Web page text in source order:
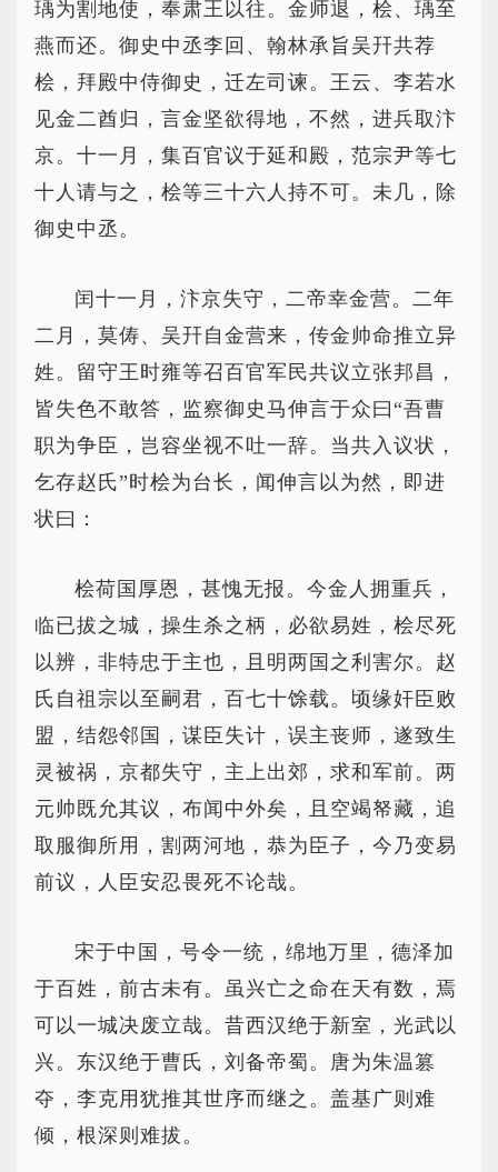
瑀为割地使，奉肃王以往。金师退，桧、瑀至
燕而还。御史中丞李回、翰林承旨吴幵共荐
桧，拜殿中侍御史，迁左司谏。王云、李若水
见金二酋归，言金坚欲得地，不然，进兵取汴
京。十一月，集百官议于延和殿，范宗尹等七
十人请与之，桧等三十六人持不可。未几，除
御史中丞。
闰十一月，汴京失守，二帝幸金营。二年
二月，莫俦、吴幵自金营来，传金帅命推立异
姓。留守王时雍等召百官军民共议立张邦昌，
皆失色不敢答，监察御史马伸言于众曰“吾曹
职为争臣，岂容坐视不吐一辞。当共入议状，
乞存赵氏”时桧为台长，闻伸言以为然，即进
状曰：
桧荷国厚恩，甚愧无报。今金人拥重兵，
临已拔之城，操生杀之柄，必欲易姓，桧尽死
以辨，非特忠于主也，且明两国之利害尔。赵
氏自祖宗以至嗣君，百七十馀载。顷缘奸臣败
盟，结怨邻国，谋臣失计，误主丧师，遂致生
灵被祸，京都失守，主上出郊，求和军前。两
元帅既允其议，布闻中外矣，且空竭帑藏，追
取服御所用，割两河地，恭为臣子，今乃变易
前议，人臣安忍畏死不论哉。
宋于中国，号令一统，绵地万里，德泽加
于百姓，前古未有。虽兴亡之命在天有数，焉
可以一城决废立哉。昔西汉绝于新室，光武以
兴。东汉绝于曹氏，刘备帝蜀。唐为朱温篡
夺，李克用犹推其世序而继之。盖基广则难
倾，根深则难拔。